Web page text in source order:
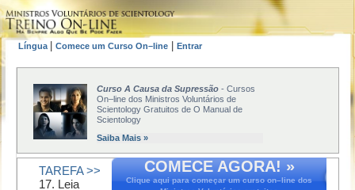
Língua Comece um Curso On–line Entrar
Curso A Causa da Supressão - Cursos
On–line dos Ministros Voluntários de
Scientology Gratuitos de O Manual de
Scientology
Saiba Mais »
COMECE AGORA! »
Clique aqui para começar um curso on–line dos
TAREFA >>
17. Leia